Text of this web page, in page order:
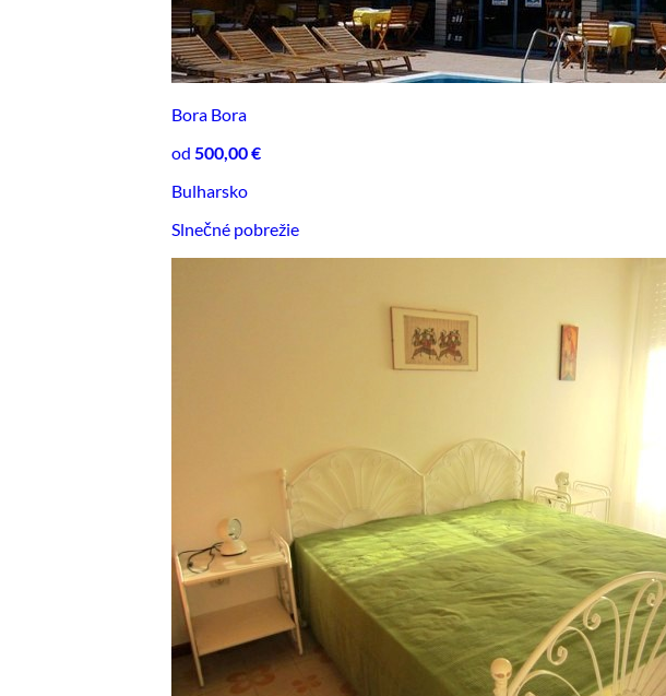
Bora Bora
od 500,00 €
Bulharsko
Slnečné pobrežie